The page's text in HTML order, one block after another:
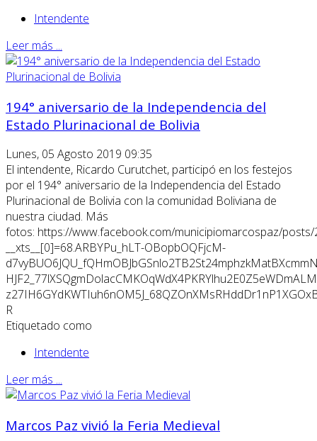
Intendente
Leer más ...
194° aniversario de la Independencia del
Estado Plurinacional de Bolivia
Lunes, 05 Agosto 2019 09:35
El intendente, Ricardo Curutchet, participó en los festejos
por el 194° aniversario de la Independencia del Estado
Plurinacional de Bolivia con la comunidad Boliviana de
nuestra ciudad. Más
fotos: https://www.facebook.com/municipiomarcospaz/
__xts__[0]=68.ARBYPu_hLT-OBopbOQFjcM-
R
Etiquetado como
Intendente
Leer más ...
Marcos Paz vivió la Feria Medieval